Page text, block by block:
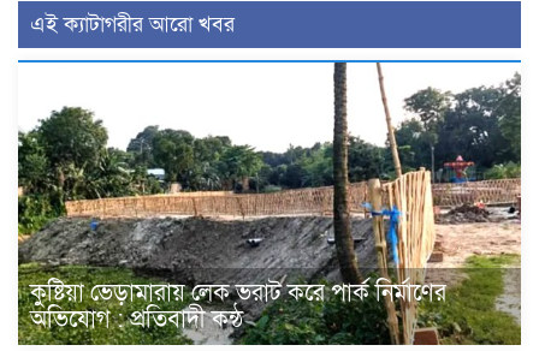
এই ক্যাটাগরীর আরো খবর
কুষ্টিয়া ভেড়ামারায় লেক ভরাট করে পার্ক নির্মাণের
অভিযোগ : প্রতিবাদী কন্ঠ